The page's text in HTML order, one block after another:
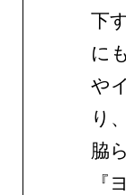
下
に
や
り
脇
『